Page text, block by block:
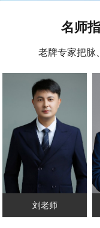
名师
老牌专家把脉
韩老师